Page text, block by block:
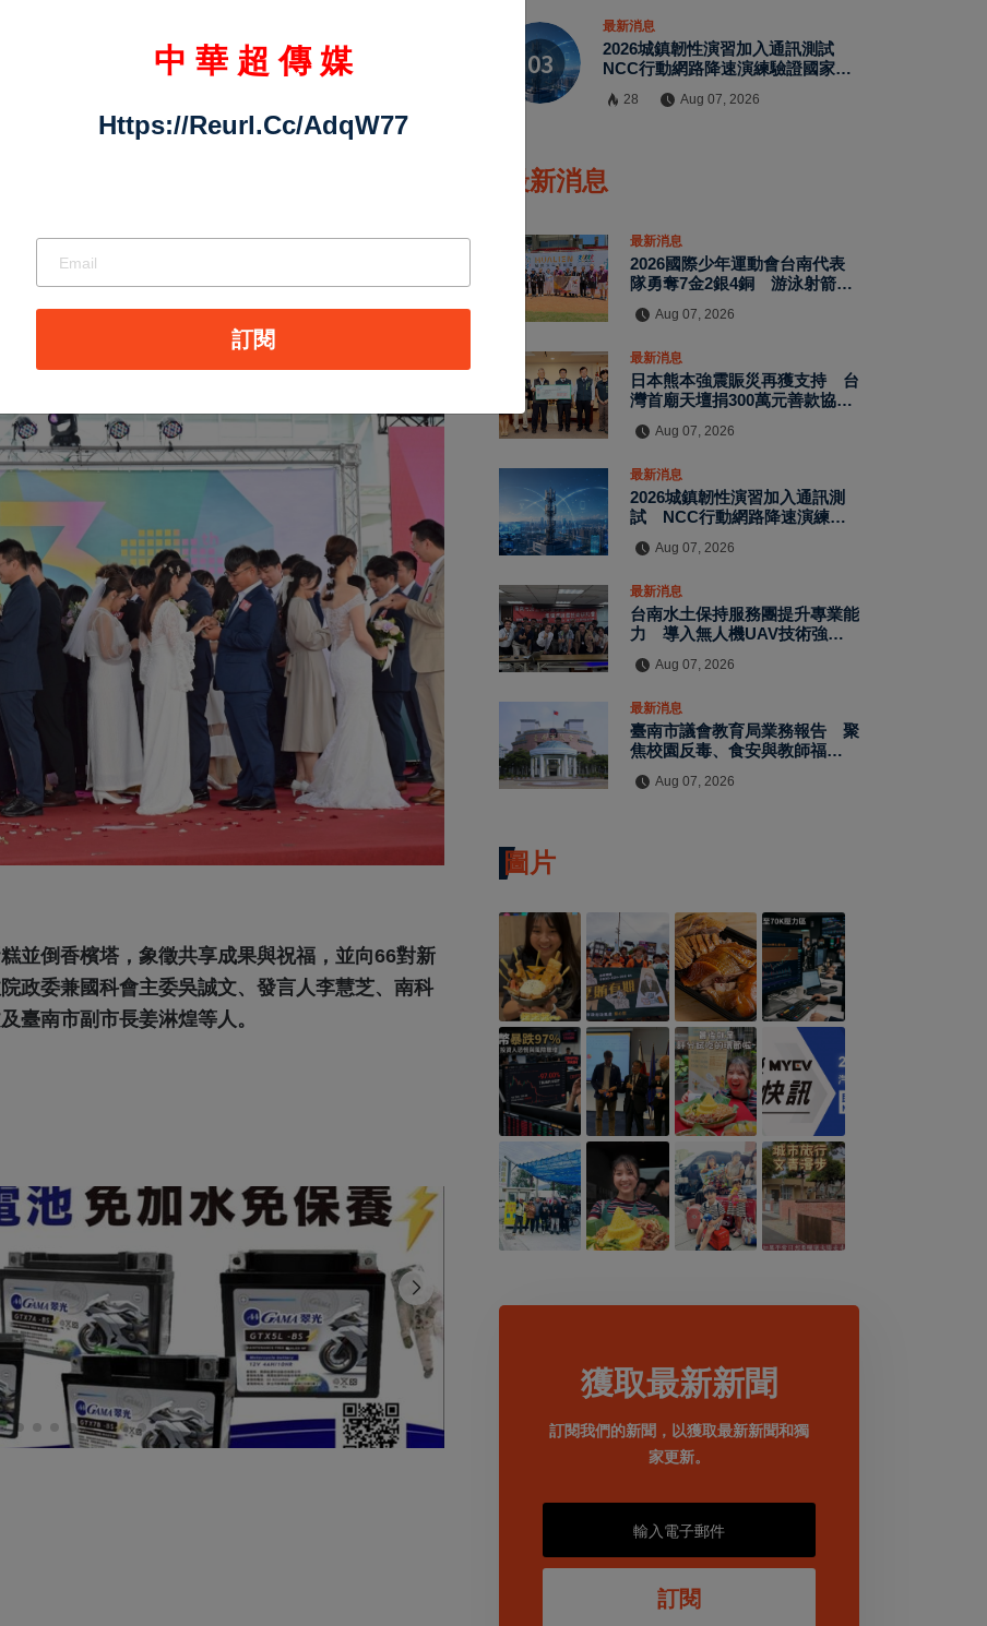
園發展至今日高科技產業聚落，帶動臺灣科技與
政府持續推動「晶創臺灣方案」與「AI新十大建
業競爭力。
補助政策，包括托育補助及租屋協助等，使新人
目標。
並倒香檳塔，象徵共享成果與祝福，並向66對新
政委兼國科會主委吳誠文、發言人李慧芝、南科
臺南市副市長姜淋煌等人。
最新消息
2026城鎮韌性演習加入通訊測試
NCC行動網路降速演練驗證國家通
28 Aug 07, 2026
最新消息
最新消息
2026國際少年運動會台南代表
隊勇奪7金2銀4銅 游泳射箭籃
Aug 07, 2026
最新消息
日本熊本強震賑災再獲支持 台
灣首廟天壇捐300萬元善款協助
Aug 07, 2026
最新消息
2026城鎮韌性演習加入通訊測
試 NCC行動網路降速演練驗
Aug 07, 2026
最新消息
台南水土保持服務團提升專業能
力 導入無人機UAV技術強化
Aug 07, 2026
最新消息
臺南市議會教育局業務報告 聚
焦校園反毒、食安與教師福利
Aug 07, 2026
圖片
獲取最新新聞
訂閱我們的新聞，以獲取最新新聞和獨
家更新。
訂閱
中 華 超 傳 媒
Https://reurl.cc/adqW77
訂閱